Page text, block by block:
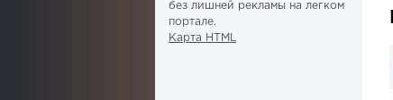
без лишней рекламы на легком
портале.
Карта HTML